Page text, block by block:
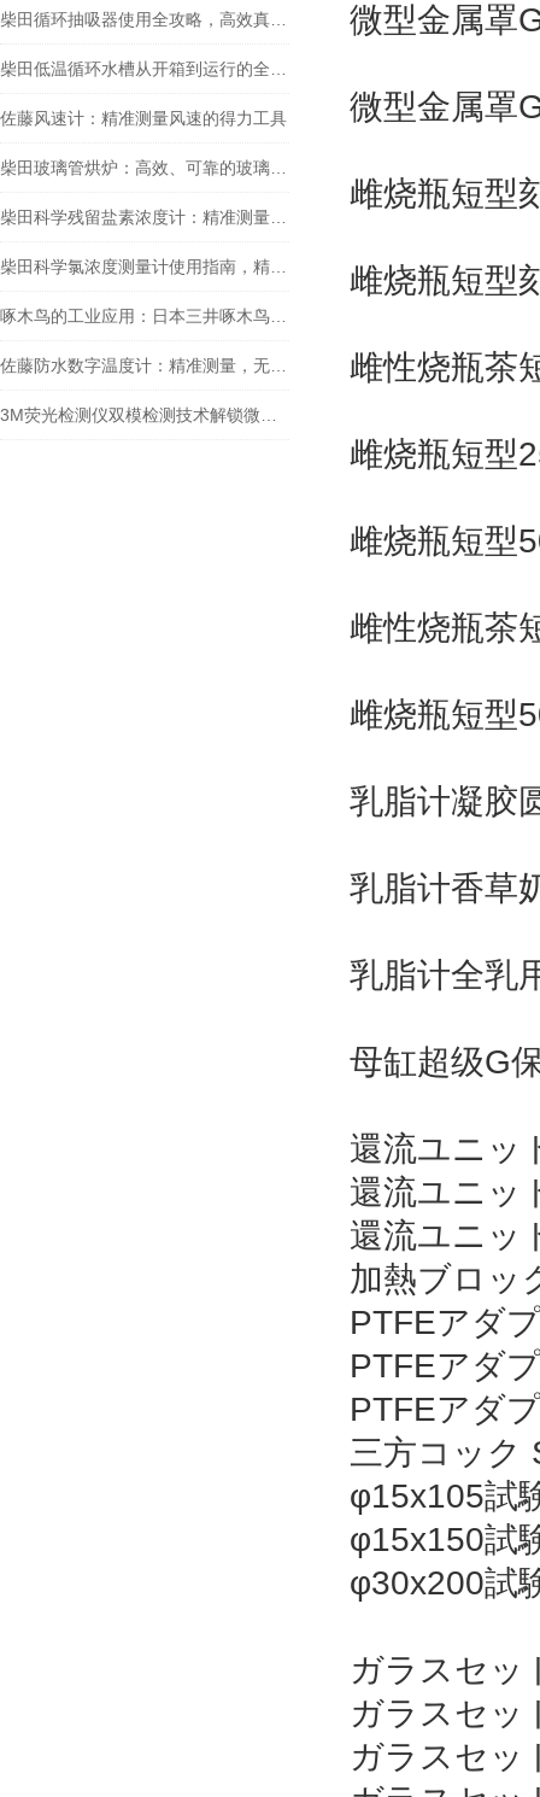
佐藤风速计：精准测量风速的得力工具
微型金属罩
微型金属罩
雌烧瓶短型
雌烧瓶短型
雌性烧瓶茶
雌烧瓶短型
雌烧瓶短型
雌性烧瓶茶
雌烧瓶短型
乳脂计凝胶
乳脂计香草
乳脂计全乳
母缸超级G
還流ユニッ
還流ユニッ
還流ユニッ
加熱ブロッ
PTFEアダ
PTFEアダ
PTFEアダ
三方コック
φ15x105試
φ15x150試
φ30x200試
ガラスセッ
ガラスセッ
ガラスセッ